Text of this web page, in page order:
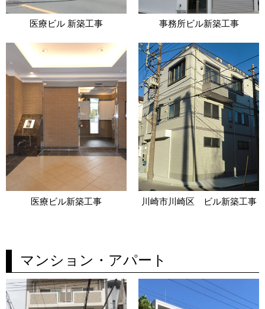
医療ビル 新築工事 事務所ビル新築工事
医療ビル新築工事 川崎市川崎区 ビル新築工事
マンション・アパート